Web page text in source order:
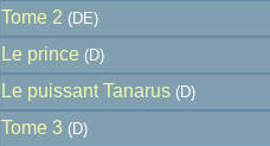
Tome 2 (DE)
Le prince (D)
Le puissant Tanarus (D)
Tome 3 (D)